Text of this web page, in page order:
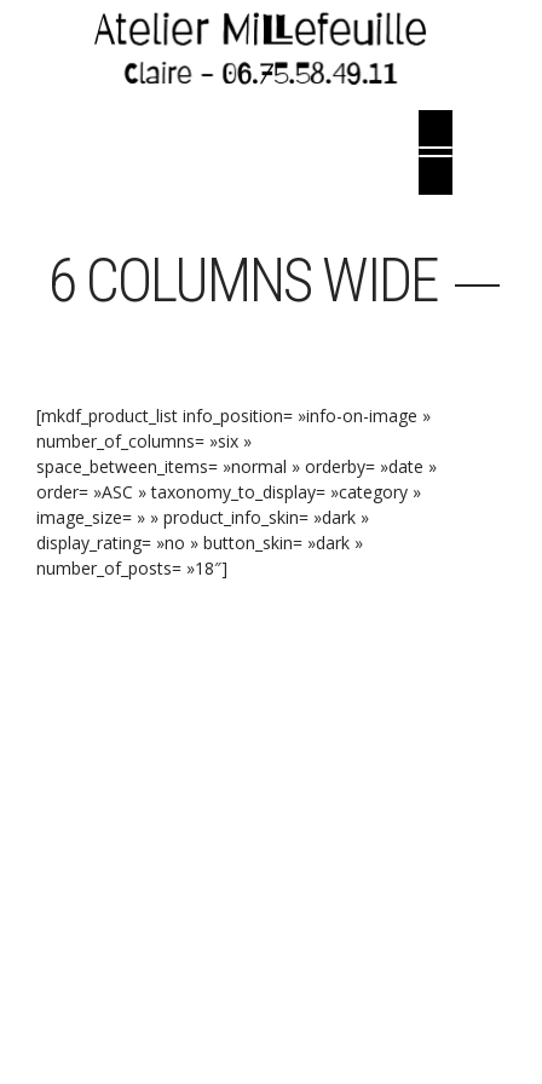
6 COLUMNS WIDE
[mkdf_product_list info_position= »info-on-image »
number_of_columns= »six »
space_between_items= »normal » orderby= »date »
order= »ASC » taxonomy_to_display= »category »
image_size= » » product_info_skin= »dark »
display_rating= »no » button_skin= »dark »
number_of_posts= »18″]